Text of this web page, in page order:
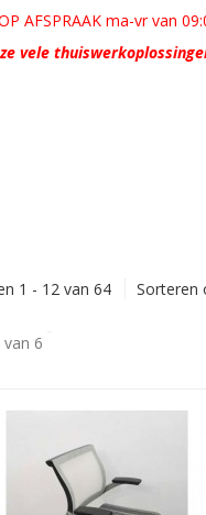
AFSPRAAK ma-vr van
vele
1 - 12 van 64 Sorteren
van 6